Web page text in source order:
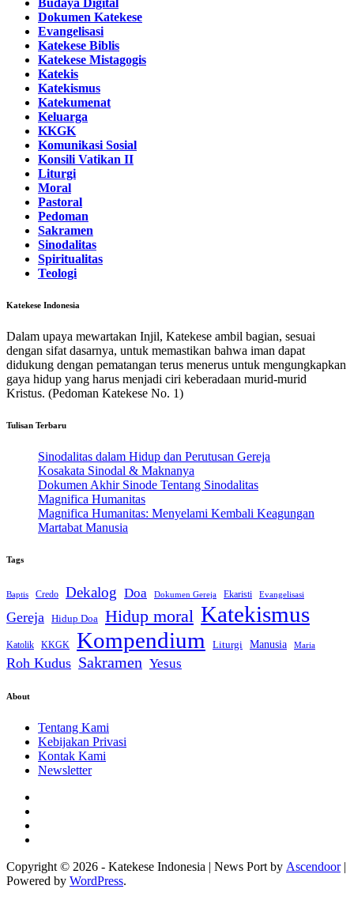
Budaya Digital
Dokumen Katekese
Evangelisasi
Katekese Biblis
Katekese Mistagogis
Katekis
Katekismus
Katekumenat
Keluarga
KKGK
Komunikasi Sosial
Konsili Vatikan II
Liturgi
Moral
Pastoral
Pedoman
Sakramen
Sinodalitas
Spiritualitas
Teologi
Katekese Indonesia
Dalam upaya mewartakan Injil, Katekese ambil bagian, sesuai
dengan sifat dasarnya, untuk memastikan bahwa iman dapat
didukung dengan pematangan terus menerus untuk mengungkapkan
gaya hidup yang harus menjadi ciri keberadaan murid-murid
Kristus. (Pedoman Katekese No. 1)
Tulisan Terbaru
Sinodalitas dalam Hidup dan Perutusan Gereja
Kosakata Sinodal & Maknanya
Dokumen Akhir Sinode Tentang Sinodalitas
Magnifica Humanitas
Magnifica Humanitas: Menyelami Kembali Keagungan
Martabat Manusia
Tags
Baptis Credo Dekalog Doa Dokumen Gereja Ekaristi Evangelisasi
Gereja Hidup Doa Hidup moral Katekismus
Katolik KKGK Kompendium Liturgi Manusia Maria
Roh Kudus Sakramen Yesus
About
Tentang Kami
Kebijakan Privasi
Kontak Kami
Newsletter
Copyright © 2026 - Katekese Indonesia | News Port by Ascendoor|
Powered by WordPress.